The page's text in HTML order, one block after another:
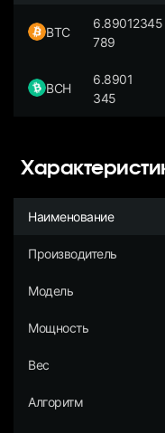
BTC
6.89012345
789
BCH
6.8901
345
Наименование
Производитель
Модель
Мощность
Вес
Алгоритм